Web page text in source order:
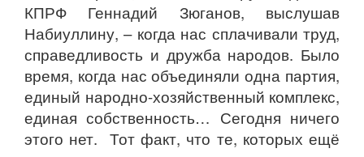
КПРФ Геннадий Зюганов, выслушав
Набиуллину, – когда нас сплачивали труд,
справедливость и дружба народов. Было
время, когда нас объединяли одна партия,
единый народно-хозяйственный комплекс,
единая собственность… Сегодня ничего
этого нет. Тот факт, что те, которых ещё